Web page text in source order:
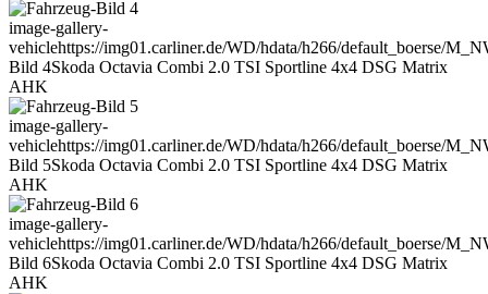
image-gallery-
vehiclehttps://img01.carliner.de/WD/hdata/h266/default_boerse/
Bild 4Skoda Octavia Combi 2.0 TSI Sportline 4x4 DSG Matrix
AHK
image-gallery-
vehiclehttps://img01.carliner.de/WD/hdata/h266/default_boerse/
Bild 5Skoda Octavia Combi 2.0 TSI Sportline 4x4 DSG Matrix
AHK
image-gallery-
vehiclehttps://img01.carliner.de/WD/hdata/h266/default_boerse/
Bild 6Skoda Octavia Combi 2.0 TSI Sportline 4x4 DSG Matrix
AHK